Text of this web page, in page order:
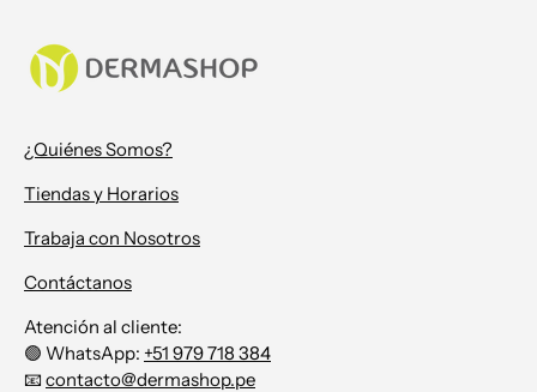
¿Quiénes Somos?
Tiendas y Horarios
Trabaja con Nosotros
Contáctanos
Atención al cliente:
🟢 WhatsApp: +51 979 718 384
📧 contacto@dermashop.pe